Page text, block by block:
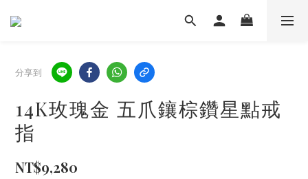
分享到
14K玫瑰金 五爪鑲棕鑽星點戒
指
NT$9,280